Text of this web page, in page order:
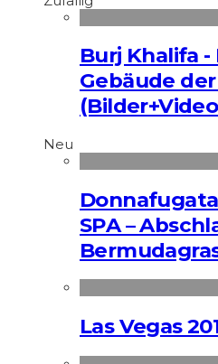
Burj Khalifa
Gebäude
Neu
SPA –
Las Vegas